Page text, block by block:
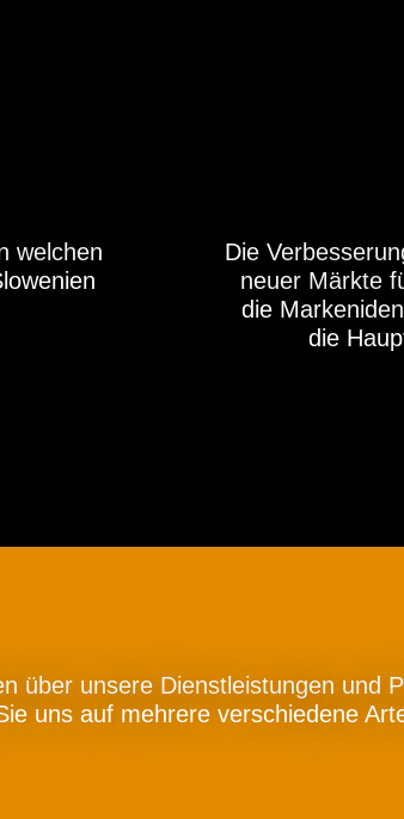
welchen
Die
neuer Märkte
die
die
über unsere Dienstleistungen und
uns auf mehrere verschiedene